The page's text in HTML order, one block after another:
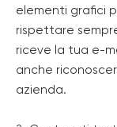
elementi grafici
rispettare
riceve la tua e-
anche
azienda.